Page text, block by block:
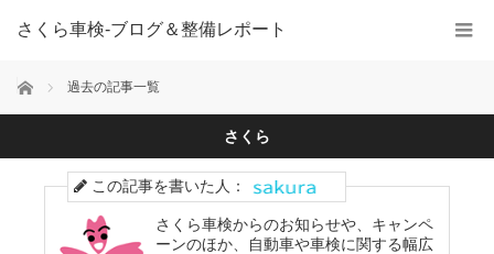
さくら車検‐ブログ＆整備レポート
ホーム 過去の記事一覧
さくら
この記事を書いた人：
さくら車検からのお知らせや、キャンペ
ーンのほか、自動車や車検に関する幅広